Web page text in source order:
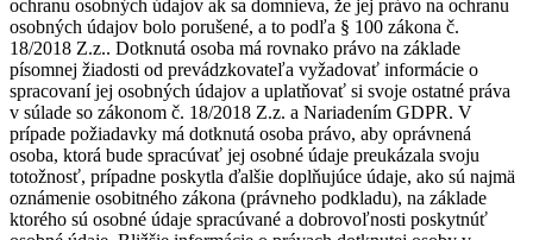
ochranu osobných údajov ak sa domnieva, že jej právo na ochranu
osobných údajov bolo porušené, a to podľa § 100 zákona č.
18/2018 Z.z.. Dotknutá osoba má rovnako právo na základe
písomnej žiadosti od prevádzkovateľa vyžadovať informácie o
spracovaní jej osobných údajov a uplatňovať si svoje ostatné práva
v súlade so zákonom č. 18/2018 Z.z. a Nariadením GDPR. V
prípade požiadavky má dotknutá osoba právo, aby oprávnená
osoba, ktorá bude spracúvať jej osobné údaje preukázala svoju
totožnosť, prípadne poskytla ďalšie doplňujúce údaje, ako sú najmä
oznámenie osobitného zákona (právneho podkladu), na základe
ktorého sú osobné údaje spracúvané a dobrovoľnosti poskytnúť